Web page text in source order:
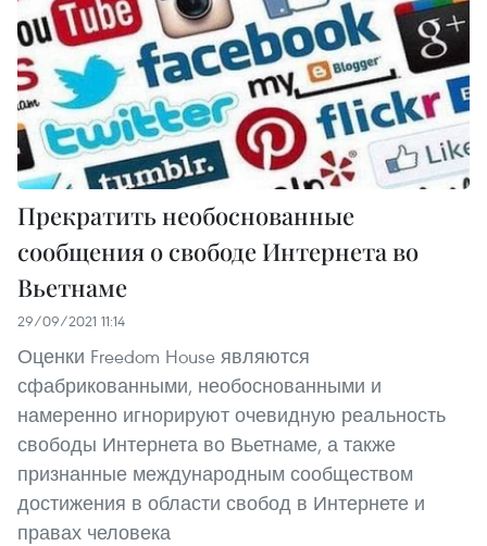
Прекратить необоснованные
сообщения о свободе Интернета во
Вьетнаме
29/09/2021 11:14
Оценки Freedom House являются
сфабрикованными, необоснованными и
намеренно игнорируют очевидную реальность
свободы Интернета во Вьетнаме, а также
признанные международным сообществом
достижения в области свобод в Интернете и
правах человека